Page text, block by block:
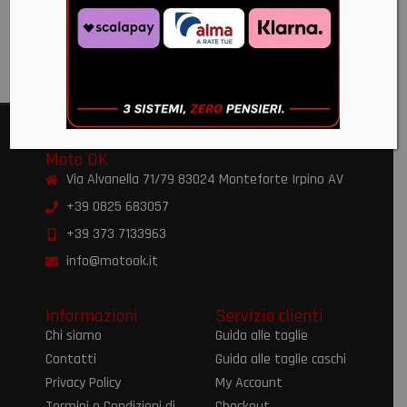
2024+
€382,00
Moto OK
Via Alvanella 71/79 83024 Monteforte Irpino AV
+39 0825 683057
+39 373 7133963
info@motook.it
Informazioni
Chi siamo
Contatti
Privacy Policy
Servizio clienti
Guida alle taglie
Guida alle taglie caschi
My Account